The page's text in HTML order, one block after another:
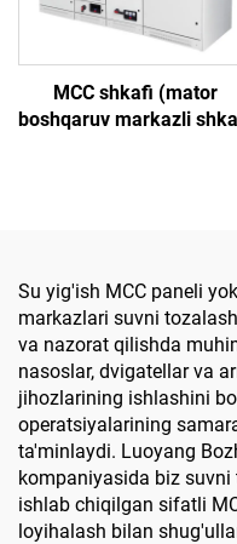
MCC shkafi (mator
boshqaruv markazli
Su yig'ish MCC paneli
markazlari suvni
va nazorat qilishda
nasoslar, dvigatellar va
jihozlarining ishlashini
operatsiyalarining
ta'minlaydi. Luoyang
kompaniyasida biz
ishlab chiqilgan sifatli
loyihalash bilan